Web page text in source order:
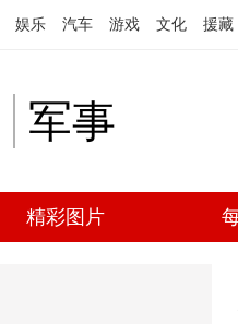
娱乐 汽车 游戏 文化 援藏
军事
精彩图片